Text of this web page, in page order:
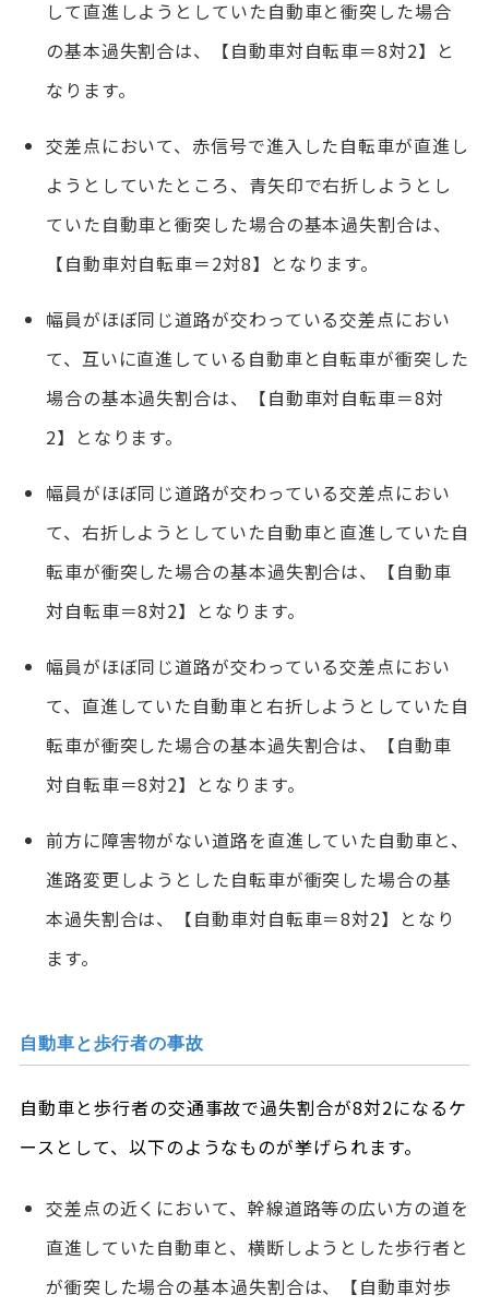
して直進しようとしていた自動車と衝突した場合
の基本過失割合は、【自動車対自転車＝8対2】と
なります。
交差点において、赤信号で進入した自転車が直進し
ようとしていたところ、青矢印で右折しようとし
ていた自動車と衝突した場合の基本過失割合は、
【自動車対自転車＝2対8】となります。
幅員がほぼ同じ道路が交わっている交差点におい
て、互いに直進している自動車と自転車が衝突した
場合の基本過失割合は、【自動車対自転車＝8対
2】となります。
幅員がほぼ同じ道路が交わっている交差点におい
て、右折しようとしていた自動車と直進していた自
転車が衝突した場合の基本過失割合は、【自動車
対自転車＝8対2】となります。
幅員がほぼ同じ道路が交わっている交差点におい
て、直進していた自動車と右折しようとしていた自
転車が衝突した場合の基本過失割合は、【自動車
対自転車＝8対2】となります。
前方に障害物がない道路を直進していた自動車と、
進路変更しようとした自転車が衝突した場合の基
本過失割合は、【自動車対自転車＝8対2】となり
ます。
自動車と歩行者の事故
自動車と歩行者の交通事故で過失割合が8対2になるケ
ースとして、以下のようなものが挙げられます。
交差点の近くにおいて、幹線道路等の広い方の道を
直進していた自動車と、横断しようとした歩行者と
が衝突した場合の基本過失割合は、【自動車対歩